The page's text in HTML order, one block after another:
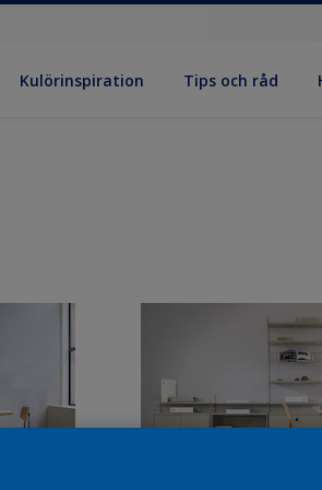
Kulörinspiration Tips och råd